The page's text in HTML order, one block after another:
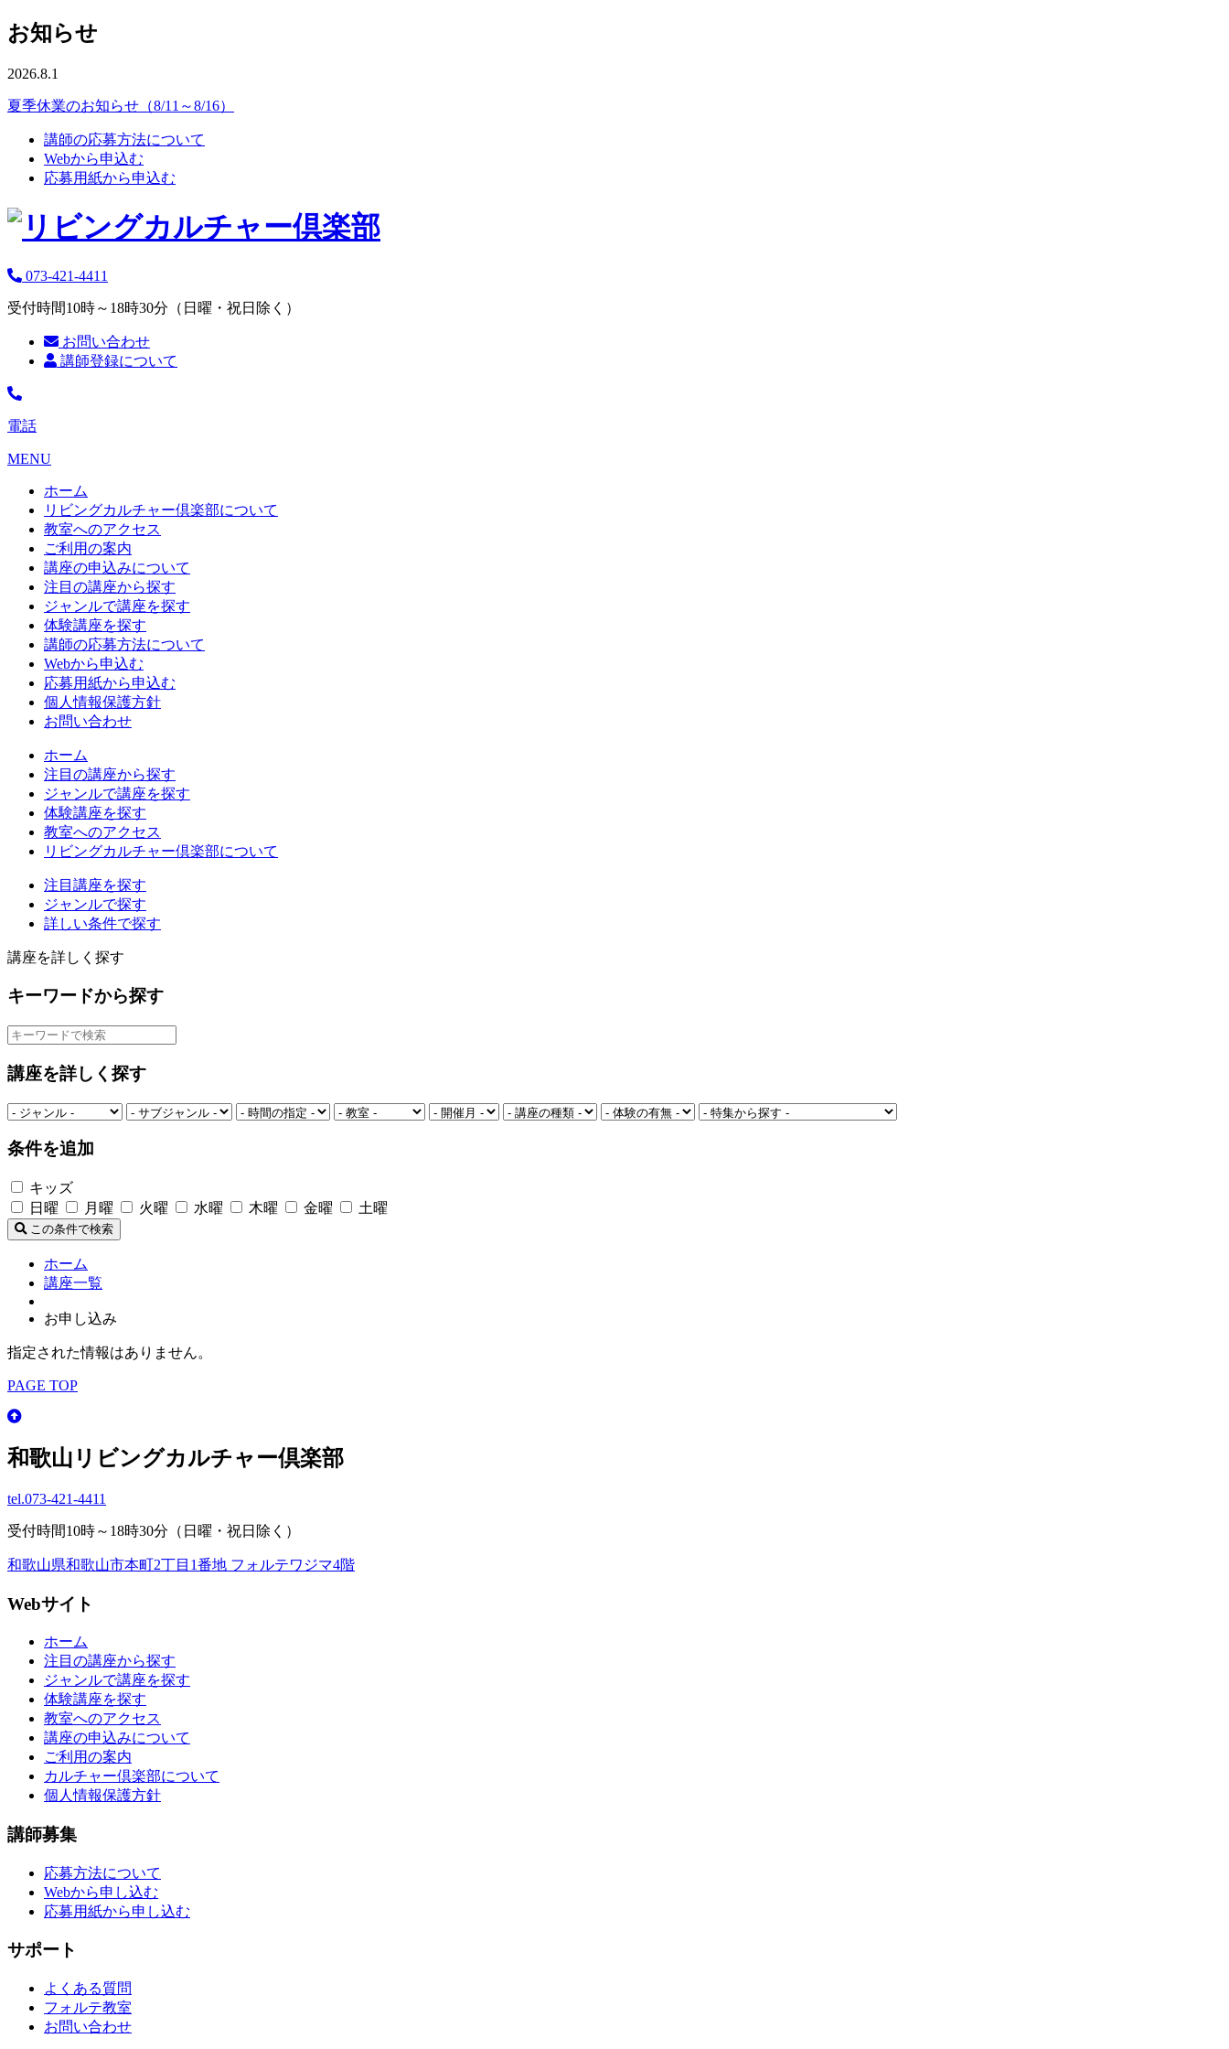
お知らせ
2026.8.1
夏季休業のお知らせ（8/11～8/16）
講師の応募方法について
Webから申込む
応募用紙から申込む
073-421-4411
受付時間10時～18時30分（日曜・祝日除く）
お問い合わせ
講師登録について
電話
MENU
ホーム
リビングカルチャー倶楽部について
教室へのアクセス
ご利用の案内
講座の申込みについて
注目の講座から探す
ジャンルで講座を探す
体験講座を探す
講師の応募方法について
Webから申込む
応募用紙から申込む
個人情報保護方針
お問い合わせ
ホーム
注目の講座から探す
ジャンルで講座を探す
体験講座を探す
教室へのアクセス
リビングカルチャー倶楽部について
注目講座を探す
ジャンルで探す
詳しい条件で探す
講座を詳しく探す
キーワードから探す
講座を詳しく探す
条件を追加
キッズ
日曜
月曜 火曜 水曜 木曜 金曜 土曜
この条件で検索
ホーム
講座一覧
お申し込み
指定された情報はありません。
PAGE TOP
和歌山リビングカルチャー倶楽部
tel.073-421-4411
受付時間10時～18時30分（日曜・祝日除く）
和歌山県和歌山市本町2丁目1番地 フォルテワジマ4階
Webサイト
ホーム
注目の講座から探す
ジャンルで講座を探す
体験講座を探す
教室へのアクセス
講座の申込みについて
ご利用の案内
カルチャー倶楽部について
個人情報保護方針
講師募集
応募方法について
Webから申し込む
応募用紙から申し込む
サポート
よくある質問
フォルテ教室
お問い合わせ